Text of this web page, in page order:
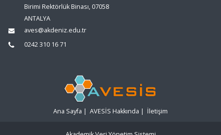
Birimi Rektörlük Binası, 07058
ANTALYA
aves@akdeniz.edu.tr
0242 310 16 71
Ana Sayfa | AVESİS Hakkında | İletişim